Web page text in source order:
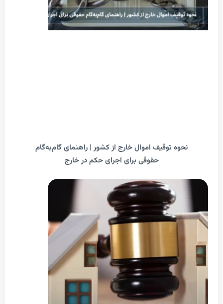
توقیف اموال خارج از کشور | راهنمای گام‌به‌گام
حقوقی برای اجرای حکم در خارج